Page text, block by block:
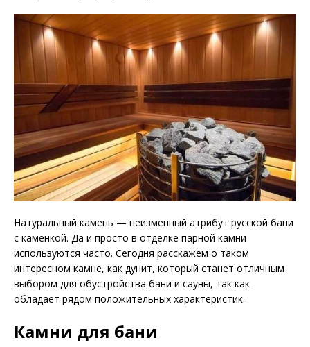
Натуральный камень — неизменный атрибут русской бани
с каменкой. Да и просто в отделке парной камни
используются часто. Сегодня расскажем о таком
интересном камне, как дунит, который станет отличным
выбором для обустройства бани и сауны, так как
обладает рядом положительных характеристик.
Камни для бани